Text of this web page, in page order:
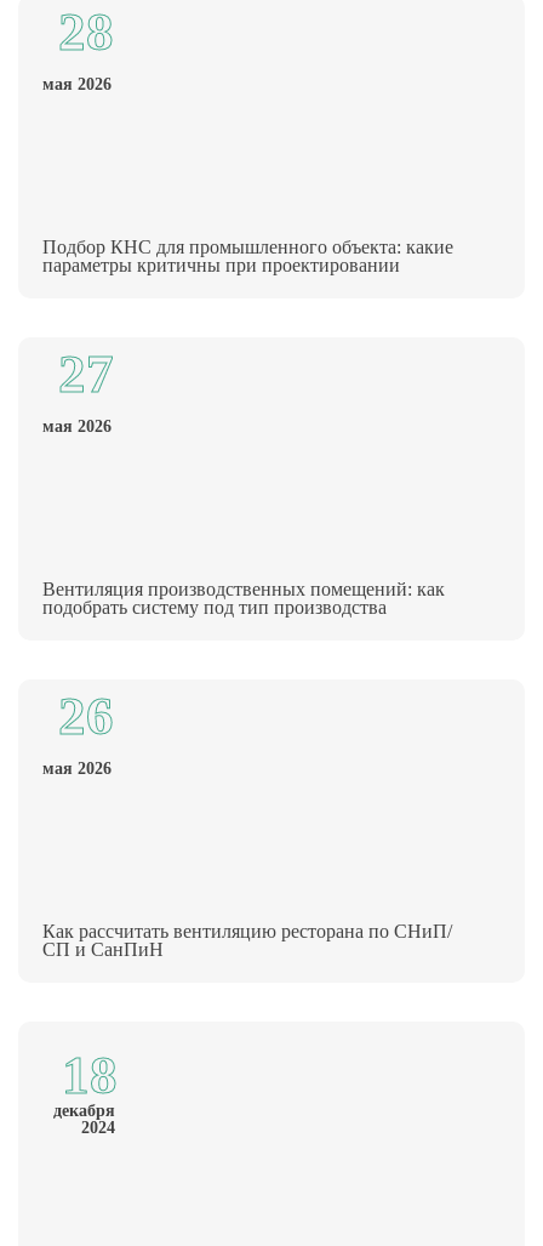
28
мая 2026
Подбор КНС для промышленного объекта: какие
параметры критичны при проектировании
27
мая 2026
Вентиляция производственных помещений: как
подобрать систему под тип производства
26
мая 2026
Как рассчитать вентиляцию ресторана по СНиП/
СП и СанПиН
18
декабря
2024